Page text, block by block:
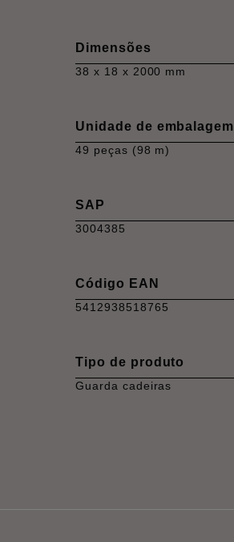
Dimensões
38 x 18 x 2000 mm
Unidade de embalagem
49 peças (98 m)
SAP
3004385
Código EAN
5412938518765
Tipo de produto
Guarda cadeiras